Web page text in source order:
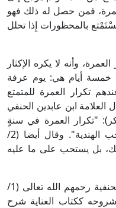
فمن حصل له ذلك فهو
بالمحظورات إِذا تحلل
وأنه لا يكره الإكثار
خمسة أيام هي: يوم عرفة
تكرار العمرة للمتمتع
العلامة ابن عابدين الحنفي
585 ط. دار الفكر): "تكرار العمرة في سنةٍ
واحدةٍ جائزٌ بخلاف الحج، أفاده صاحب الهندية". وقال أيضا (2/
بل يستحب على ما عليه
وفي كتاب الهداية من كتب السادة الحنفية رحمهم الله تعالى (1/
وشروحه ككتاب العناية شرح